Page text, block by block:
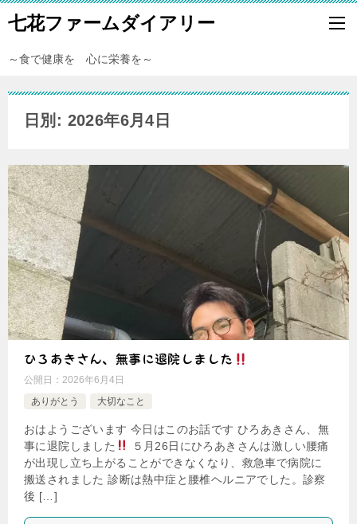
七花ファームダイアリー
～食で健康を 心に栄養を～
日別: 2026年6月4日
ひろあきさん、無事に退院しました
公開日： 2026年6月4日
ありがとう
大切なこと
おはようございます 今日はこのお話です ひろあきさん、無
事に退院しました
５月26日にひろあきさんは激しい腰痛
が出現し立ち上がることができなくなり、救急車で病院に
搬送されました 診断は熱中症と腰椎ヘルニアでした。診察
後 […]